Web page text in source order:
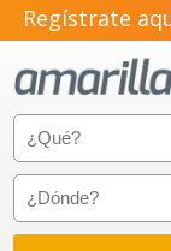
Regístrate